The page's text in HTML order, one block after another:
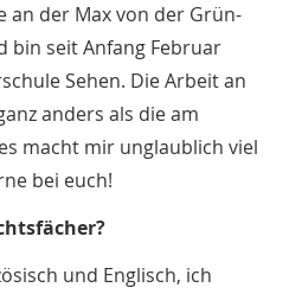
an der Max von der Grün-
bin seit Anfang Februar
Sehen. Die Arbeit an
anders als die am
macht mir unglaublich viel
bei euch!
und Englisch, ich